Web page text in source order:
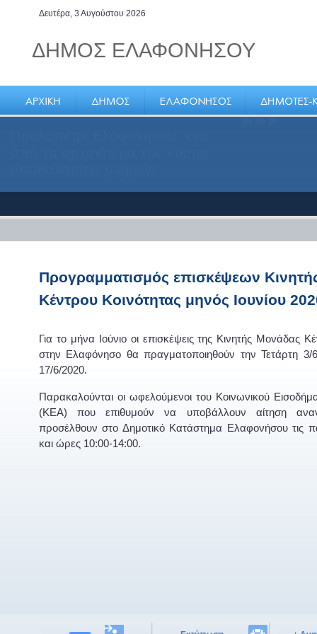
Δευτέρα, 3 Αυγούστου 2026
ΔΗΜΟΣ ΕΛΑΦΟΝΗΣΟΥ
Προγραμματισμός επισκέψεων
Κέντρου Κοινότητας μηνός Ιουνίου
Για το μήνα Ιούνιο οι επισκέψεις της Κινητής Μονάδας
στην Ελαφόνησο θα πραγματοποιηθούν την Τετάρτη 3/
17/6/2020.
Παρακαλούνται οι ωφελούμενοι του Κοινωνικού
(ΚΕΑ) που επιθυμούν να υποβάλλουν αίτηση
προσέλθουν στο Δημοτικό Κατάστημα Ελαφονήσου τις
και ώρες 10:00-14:00.